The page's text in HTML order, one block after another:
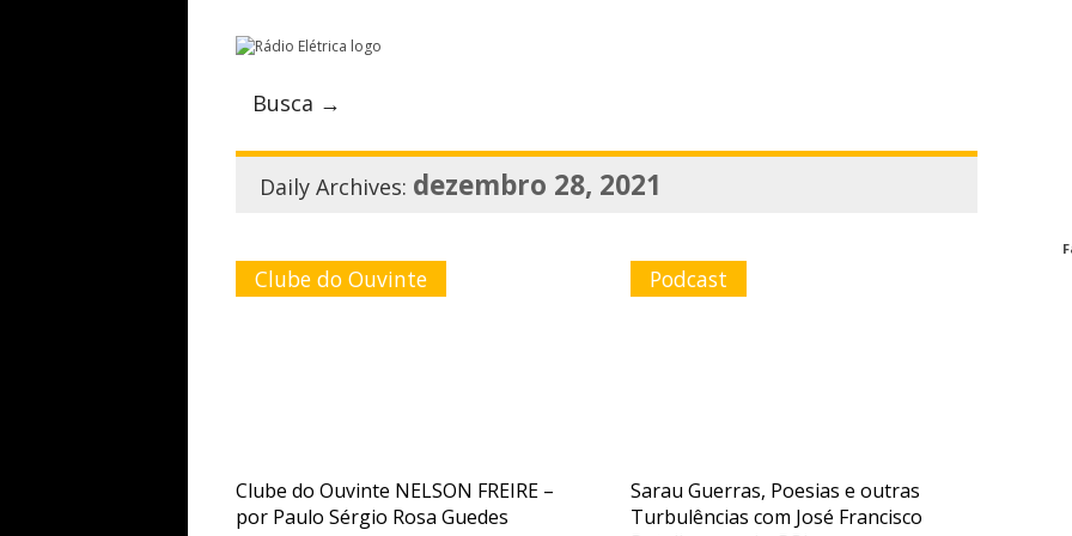
Busca →
Daily Archives: dezembro 28, 2021
Clube do Ouvinte
Clube do Ouvinte NELSON FREIRE –
por Paulo Sérgio Rosa Guedes
Podcast
Sarau Guerras, Poesias e outras
Turbulências com José Francisco